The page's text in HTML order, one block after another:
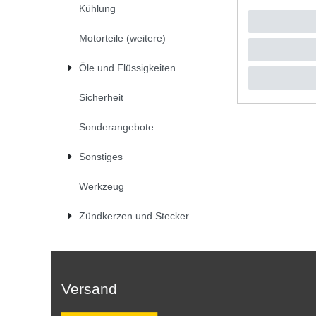
Kühlung
Motorteile (weitere)
Öle und Flüssigkeiten
Sicherheit
Sonderangebote
Sonstiges
Werkzeug
Zündkerzen und Stecker
UVP
*inkl.
Versand